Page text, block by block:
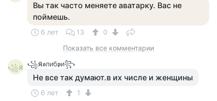
Вы так часто меняете аватарку. Вас не
поймешь.
6 лет 13
0
Показать все комментарии
꧁𝕶 ꧁𝕶𝖔либ𝖕и꧂
Не все так думают.в их числе и женщины
6 лет 1